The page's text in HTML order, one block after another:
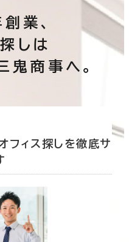
業、
しは
鬼商事へ。
フィス探しを徹底サ